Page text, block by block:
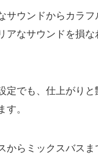
サウンドからカラフ
アなサウンドを損な
定でも、仕上がりと
す。
からミックスバス